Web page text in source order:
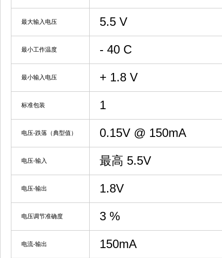
最大输入电压 5.5 V
最小工作温度 - 40 C
最小输入电压 + 1.8 V
标准包装 1
电压-跌落（典型值） 0.15V @ 150mA
电压-输入 最高 5.5V
电压-输出 1.8V
电压调节准确度 3 %
电流-输出 150mA